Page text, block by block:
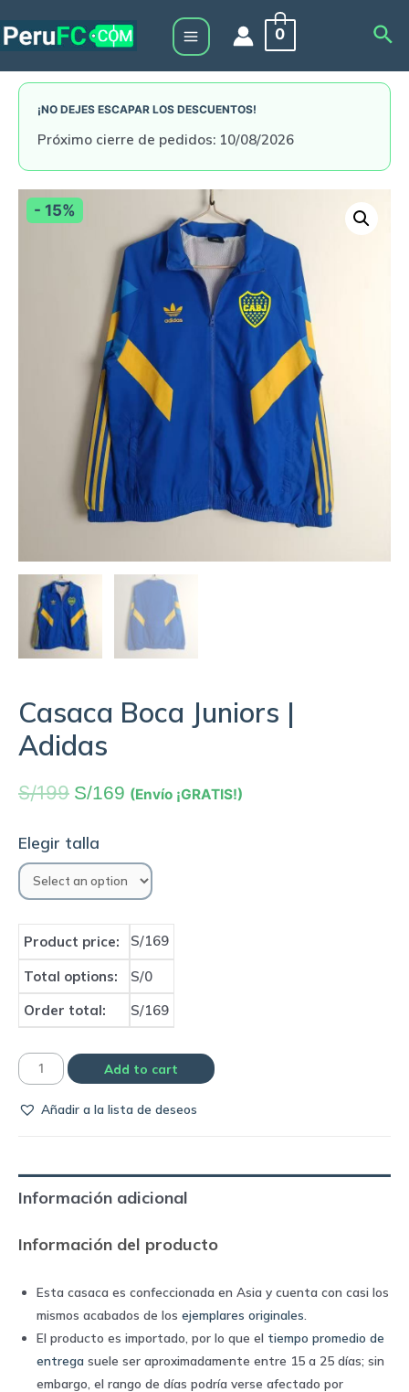
to
Main
Menu
0
¡NO DEJES ESCAPAR LOS DESCUENTOS!
Próximo cierre de pedidos: 10/08/2026
- 15%
Casaca Boca Juniors |
Adidas
S/199 S/169 (Envío ¡GRATIS!)
Elegir talla
Product price: S/169
Total options:
S/0
Order total:
S/169
Casaca
Juniors
quantity
Add to cart
Añadir a la lista de deseos
Información adicional
Información del producto
Esta casaca es confeccionada en Asia y cuenta con casi los
mismos acabados de los ejemplares originales
El producto es importado, por lo que el tiempo promedio de
entrega suele ser aproximadamente entre 15 a 25 días; sin
embargo, el rango de días podría verse afectado por